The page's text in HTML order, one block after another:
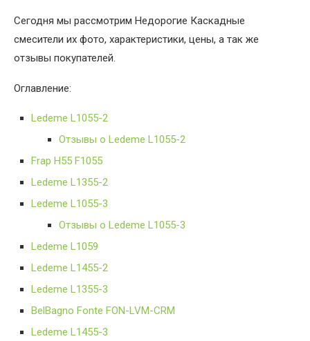
Сегодня мы рассмотрим Недорогие Каскадные
смесители их фото, характеристики, цены, а так же
отзывы покупателей.
Оглавление:
Ledeme L1055-2
Отзывы о Ledeme L1055-2
Frap H55 F1055
Ledeme L1355-2
Ledeme L1055-3
Отзывы о Ledeme L1055-3
Ledeme L1059
Ledeme L1455-2
Ledeme L1355-3
BelBagno Fonte FON-LVM-CRM
Ledeme L1455-3